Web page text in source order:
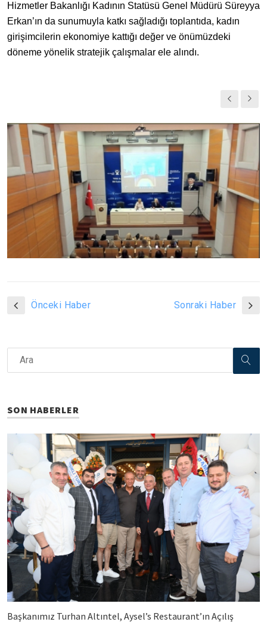
Hizmetler Bakanlığı Kadının Statüsü Genel Müdürü Süreyya
Erkan’ın da sunumuyla katkı sağladığı toplantıda, kadın
girişimcilerin ekonomiye kattığı değer ve önümüzdeki
döneme yönelik stratejik çalışmalar ele alındı.
Önceki Haber Sonraki Haber
SON HABERLER
Başkanımız Turhan Altıntel, Aysel’s Restaurant’ın Açılış